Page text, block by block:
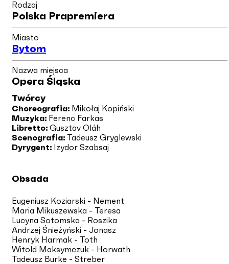
Rodzaj
Polska Prapremiera
Miasto
Bytom
Nazwa miejsca
Opera Śląska
Twórcy
Choreografia: Mikołaj Kopiński
Muzyka: Ferenc Farkas
Libretto: Gusztav Oláh
Scenografia: Tadeusz Gryglewski
Dyrygent:
Izydor Szabsaj
Obsada
Eugeniusz Koziarski - Nement
Maria Mikuszewska - Teresa
Lucyna Sotomska - Roszika
Andrzej Śnieżyński - Jonasz
Henryk Harmak - Toth
Witold Maksymczuk - Horwath
Tadeusz Burke - Streber